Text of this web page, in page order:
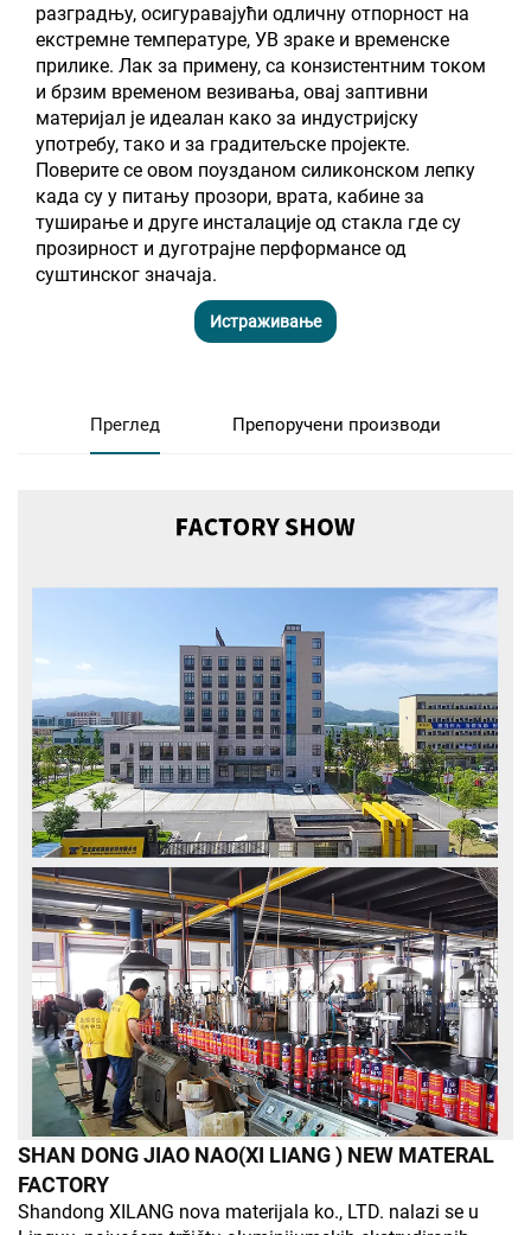
разградњу, осигуравајући одличну отпорност на
екстремне температуре, УВ зраке и временске
прилике. Лак за примену, са конзистентним током
и брзим временом везивања, овај заптивни
материјал је идеалан како за индустријску
употребу, тако и за градитељске пројекте.
Поверите се овом поузданом силиконском лепку
када су у питању прозори, врата, кабине за
туширање и друге инсталације од стакла где су
прозирност и дуготрајне перформансе од
суштинског значаја.
Истраживање
Преглед Препоручени производи
SHAN DONG JIAO NAO(XI LIANG ) NEW MATERAL
FACTORY
Shandong XILANG nova materijala ko., LTD. nalazi se u